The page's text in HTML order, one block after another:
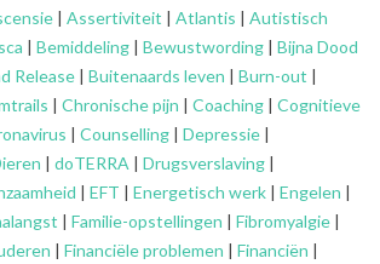
| Assertiviteit | Atlantis | Autistisch
| Bemiddeling | Bewustwording | Bijna Dood
Release | Buitenaards leven | Burn-out |
| Chronische pijn | Coaching | Cognitieve
| Counselling | Depressie |
| doTERRA | Drugsverslaving |
| EFT | Energetisch werk | Engelen |
| Familie-opstellingen | Fibromyalgie |
| Financiële problemen | Financiën |